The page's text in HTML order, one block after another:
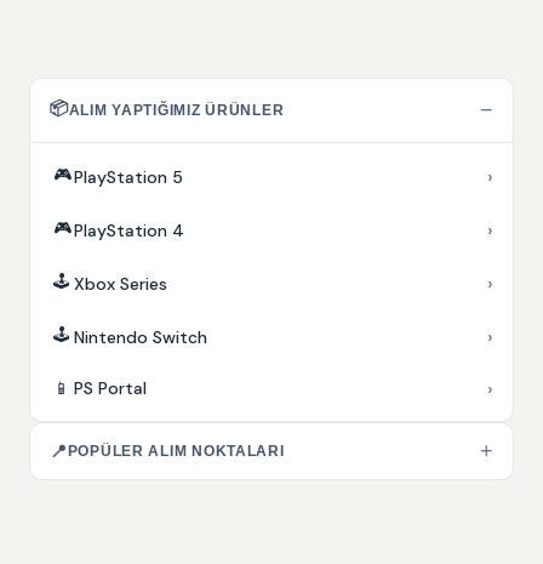
📦ALIM YAPTIĞIMIZ ÜRÜNLER −
🎮PlayStation 5 ›
🎮PlayStation 4 ›
🕹️ Xbox Series ›
🕹️ Nintendo Switch ›
📱 PS Portal ›
📍 POPÜLER ALIM NOKTALARI +